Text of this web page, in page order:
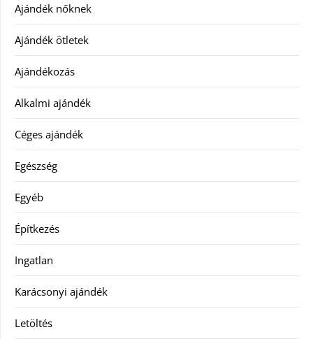
Ajándék nőknek
Ajándék ötletek
Ajándékozás
Alkalmi ajándék
Céges ajándék
Egészség
Egyéb
Építkezés
Ingatlan
Karácsonyi ajándék
Letöltés